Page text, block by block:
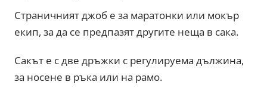
Страничният джоб е за маратонки или мокър
екип, за да се предпазят другите неща в сака.
Сакът е с две дръжки с регулируема дължина,
за носене в ръка или на рамо.